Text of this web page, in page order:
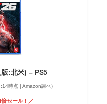
:北米) – PS5
時点 | Amazon調べ）
セール！／